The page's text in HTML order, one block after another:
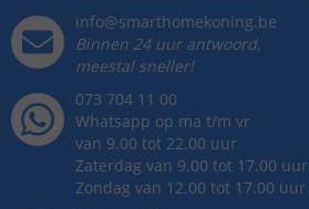
info@smarthomekoning.be
Binnen 24 uur antwoord,
meestal sneller!
073 704 11 00
Whatsapp op ma t/m vr
van 9.00 tot 22.00 uur
Zaterdag van 9.00 tot 17.00 uur
Zondag van 12.00 tot 17.00 uur